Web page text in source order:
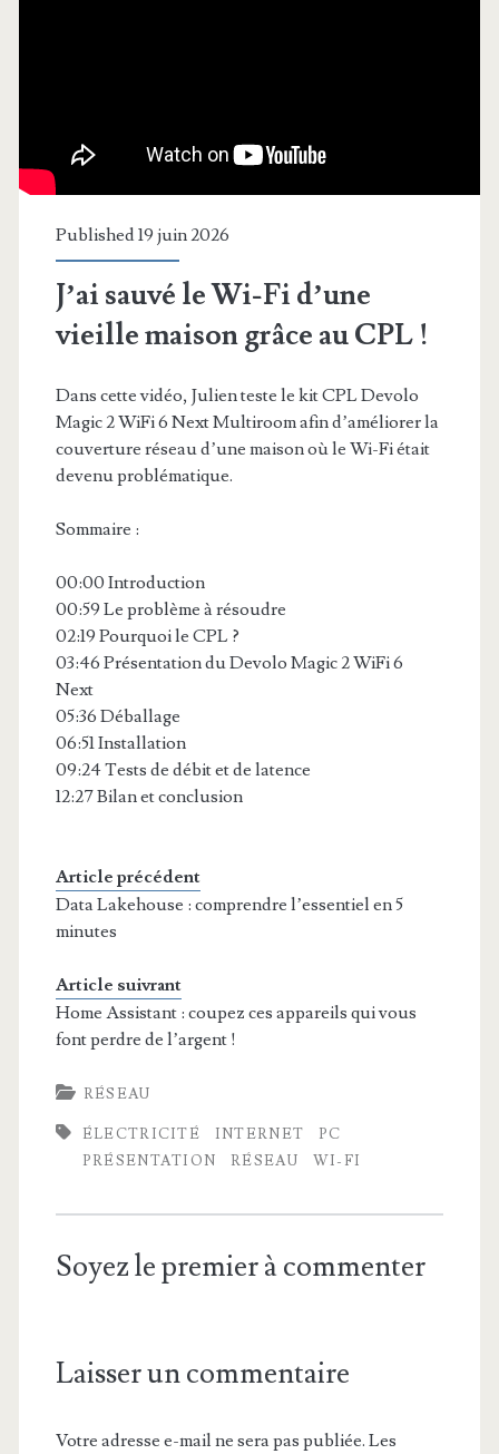
Published 19 juin 2026
J’ai sauvé le Wi-Fi d’une
vieille maison grâce au CPL !
Dans cette vidéo, Julien teste le kit CPL Devolo
Magic 2 WiFi 6 Next Multiroom afin d’améliorer la
couverture réseau d’une maison où le Wi-Fi était
devenu problématique.
Sommaire :
00:00 Introduction
00:59 Le problème à résoudre
02:19 Pourquoi le CPL ?
03:46 Présentation du Devolo Magic 2 WiFi 6
Next
05:36 Déballage
06:51 Installation
09:24 Tests de débit et de latence
12:27 Bilan et conclusion
Article précédent
Data Lakehouse : comprendre l’essentiel en 5
minutes
Article suivrant
Home Assistant : coupez ces appareils qui vous
font perdre de l’argent !
RÉSEAU
ÉLECTRICITÉ INTERNET
PC
PRÉSENTATION
RÉSEAU WI-FI
Soyez le premier à commenter
Laisser un commentaire
Votre adresse e-mail ne sera pas publiée. Les